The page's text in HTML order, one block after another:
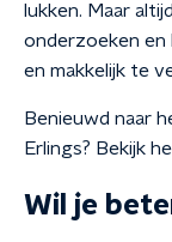
lukken. Maar
onderzoeken en
en makkelijk te
Benieuwd naar
Erlings? Bekijk
Wil je